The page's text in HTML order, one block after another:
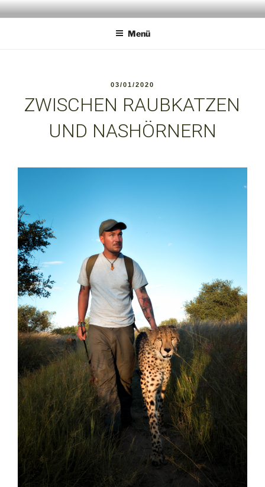
Zum
InhaltANIMALPERSON
Menü
VERÖFFENTLICHT
03/01/2020
ZWISCHEN RAUBKATZEN
UND NASHÖRNERN